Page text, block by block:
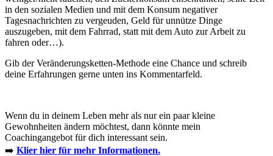
in den sozialen Medien und mit dem Konsum negativer
Tagesnachrichten zu vergeuden, Geld für unnütze Dinge
auszugeben, mit dem Fahrrad, statt mit dem Auto zur Arbeit zu
fahren oder…).
Gib der Veränderungsketten-Methode eine Chance und schreib
deine Erfahrungen gerne unten ins Kommentarfeld.
Wenn du in deinem Leben mehr als nur ein paar kleine
Gewohnheiten ändern möchtest, dann könnte mein
Coachingangebot für dich interessant sein.
➡️ Klier hier für mehr Informationen.